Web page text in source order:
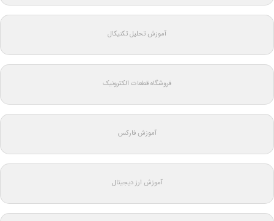
آموزش تحلیل تکنیکال
فروشگاه قطعات الکترونیک
آموزش فارکس
آموزش ارز دیجیتال